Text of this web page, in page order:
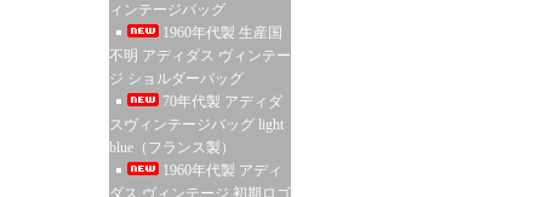
ィンテージバッグ
1960年代製 生産国
不明 アディダス ヴィンテー
ジ ショルダーバッグ
70年代製 アディダ
スヴィンテージバッグ light
blue（フランス製）
1960年代製 アディ
ダス ヴィンテージ 初期ロゴ